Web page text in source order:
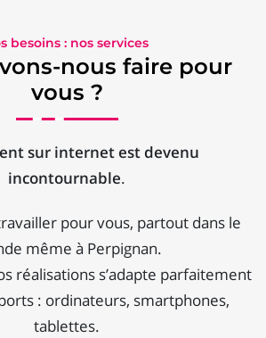
besoins : nos services
nous faire pour
vous ?
sur internet est devenu
incontournable.
pour vous, partout dans le
même à Perpignan.
réalisations s’adapte parfaitement
: ordinateurs, smartphones,
tablettes.